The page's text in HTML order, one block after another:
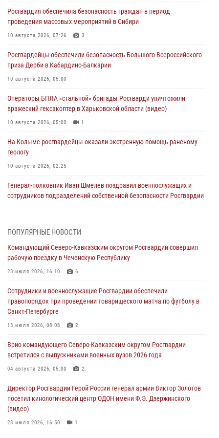
Росгвардия обеспечила безопасность граждан в период
проведения массовых мероприятий в Сибири
10 августа 2026, 07:26 3
Росгвардейцы обеспечили безопасность Большого Всероссийского
приза Дерби в Кабардино-Балкарии
10 августа 2026, 05:00
Операторы БПЛА «стальной» бригады Росгварди уничтожили
вражеский гексакоптер в Харьковской области (видео)
10 августа 2026, 05:00 1
На Колыме росгвардейцы оказали экстренную помощь раненому
геологу
10 августа 2026, 02:25
Генерал-полковник Иван Шмелев поздравил военнослужащих и
сотрудников подразделений собственной безопасности Росгвардии
жительнице Белгорода
09 августа 2026, 12:52
09 августа 2026, 11:12
«Я расскажу вам о Герое»: подвиг Героя России Сергея Перца
(видео)
Росгвардейцы в зоне СВО передали подарки детям и помогли
нуждающимся гражданам
ПОПУЛЯРНЫЕ НОВОСТИ
Командующий Северо-Кавказским округом Росгвардии совершил
рабочую поездку в Чеченскую Республику
23 июля 2026, 16:10 6
Сотрудники и военнослужащие Росгвардии обеспечили
правопорядок при проведении товарищеского матча по футболу в
Санкт-Петербурге
13 июля 2026, 08:08 2
Врио командующего Северо-Кавказским округом Росгвардии
встретился с выпускниками военных вузов 2026 года
04 августа 2026, 05:00 2
Директор Росгвардии Герой России генерал армии Виктор Золотов
посетил кинологический центр ОДОН имени Ф.Э. Дзержинского
(видео)
28 июля 2026, 16:50 1